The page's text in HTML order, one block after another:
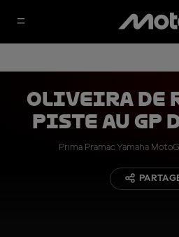
Oliveira de
piste au GP
Prima Pramac Yamaha